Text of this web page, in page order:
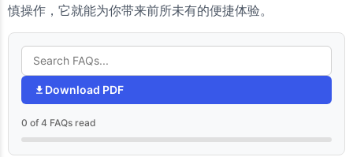
慎操作，它就能为你带来前所未有的便捷体验。
Download PDF
0 of 4 FAQs read